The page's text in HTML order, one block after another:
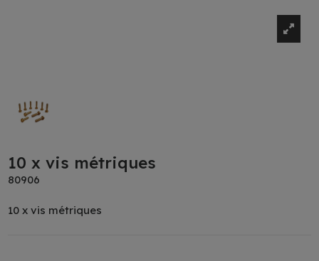
10 x vis métriques
80906
10 x vis métriques